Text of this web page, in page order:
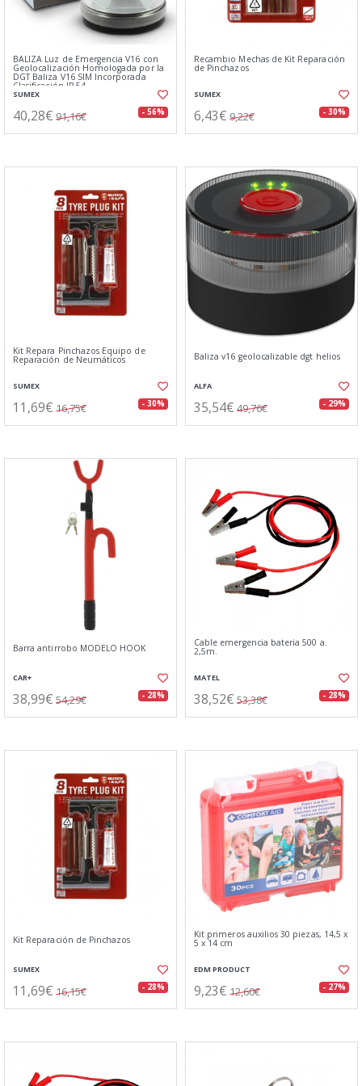
BALIZA Luz de Emergencia V16 con
Geolocalización Homologada por la
DGT Baliza V16 SIM Incorporada
Clasificación IP-54
SUMEX
40,28€ 91,16€ - 56%
Recambio Mechas de Kit Reparación
de Pinchazos
SUMEX
6,43€ 9,22€ - 30%
Kit Repara Pinchazos Equipo de
Reparación de Neumáticos
SUMEX
11,69€ 16,75€ - 30%
Baliza v16 geolocalizable dgt helios
ALFA
35,54€ 49,76€ - 29%
Barra antirrobo MODELO HOOK
CAR+
38,99€ 54,29€ - 28%
Cable emergencia bateria 500 a.
2,5m.
MATEL
38,52€ 53,38€ - 28%
Kit Reparación de Pinchazos
SUMEX
11,69€ 16,15€ - 28%
Kit primeros auxilios 30 piezas, 14,5 x
5 x 14 cm
EDM PRODUCT
9,23€ 12,60€ - 27%